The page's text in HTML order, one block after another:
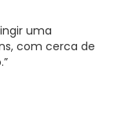
uma
com cerca de